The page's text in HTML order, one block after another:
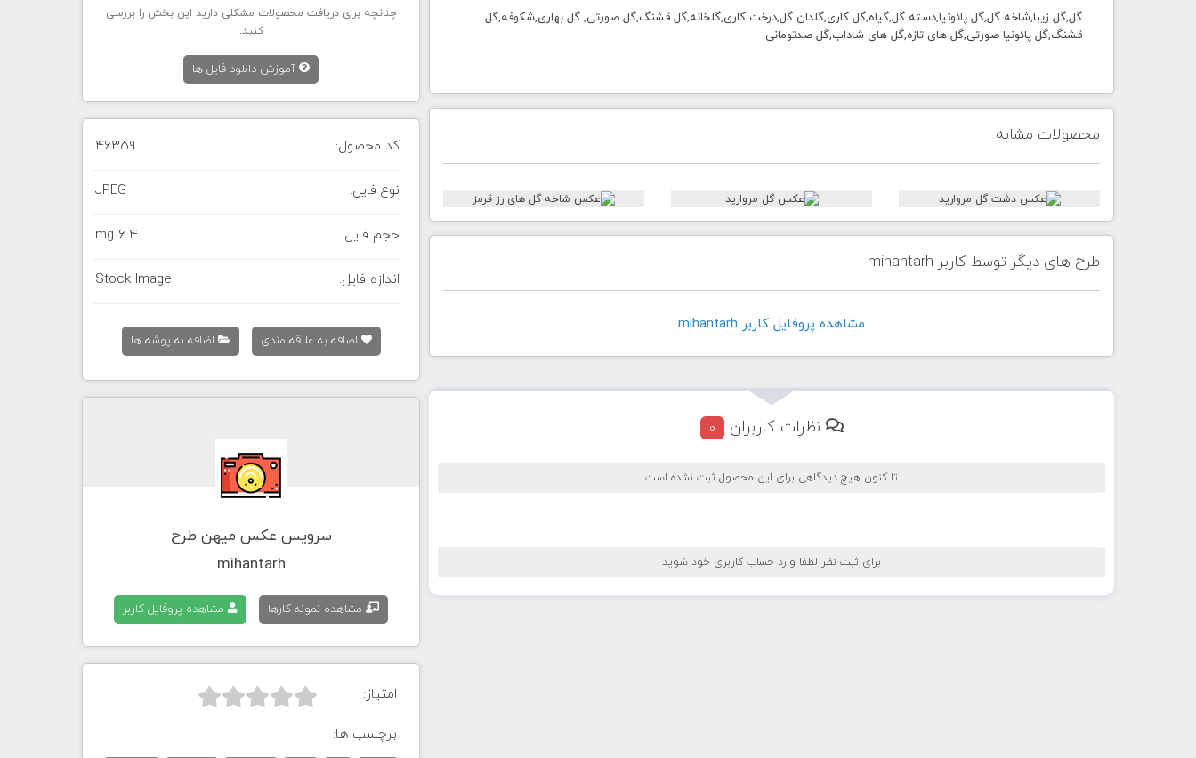
گل,گل زیبا,شاخه گل,گل پائونیا,دسته گل,گیاه,گل کاری,گلدان گل,درخت کاری,گلخانه,گل قشنگ,گل صورتی, گل بهاری,شکوفه,گل
قشنگ,گل پائونیا صورتی,گل های تازه,گل های شاداب,گل صدتومانی
محصولات مشابه
طرح های دیگر توسط کاربر mihantarh
مشاهده پروفايل کاربر mihantarh
نظرات کاربران 0
تا کنون هیچ دیدگاهی برای این محصول ثبت نشده است
برای ثبت نظر لطفا وارد حساب کاربری خود شوید
چنانچه برای دریافت محصولات مشکلی دارید این بخش را بررسی
کنید.
آموزش دانلود فایل ها
کد محصول: 46359
نوع فایل: JPEG
حجم فایل: 6.4 mg
اندازه فایل: Stock Image
اضافه به علاقه مندی اضافه به پوشه ها
سرویس عکس میهن طرح
mihantarh
مشاهده نمونه کارها مشاهده پروفایل کاربر
امتیاز: 


برچسب ها: